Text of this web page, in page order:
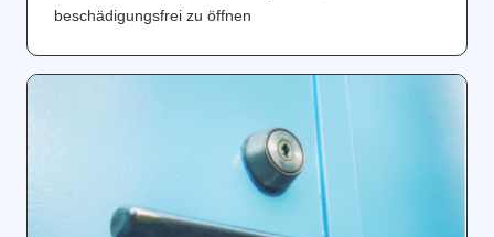
beschädigungsfrei zu öffnen